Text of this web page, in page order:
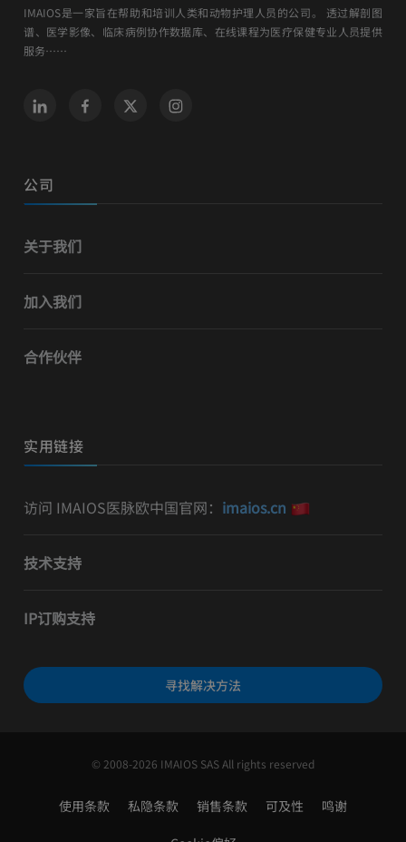
IMAIOS是一家旨在帮助和培训人类和动物护理人员的公司。 透过解剖图
谱、医学影像、临床病例协作数据库、在线课程为医疗保健专业人员提供
服务……
公司
关于我们
加入我们
合作伙伴
实用链接
访问 IMAIOS医脉欧中国官网： imaios.cn
技术支持
IP订购支持
寻找解决方法
© 2008-2026 IMAIOS SAS All rights reserved
使用条款 私隐条款 销售条款 可及性 鸣谢